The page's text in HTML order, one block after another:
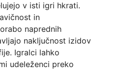
v isti igri hkrati.
in
naprednih
naključnost izidov
Igralci lahko
udeleženci preko